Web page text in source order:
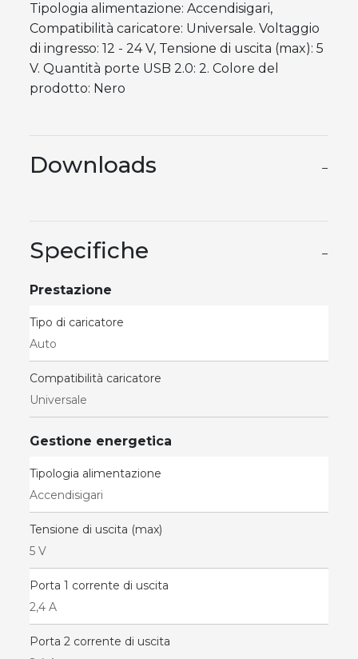
Tipologia alimentazione: Accendisigari,
Compatibilità caricatore: Universale. Voltaggio
di ingresso: 12 - 24 V, Tensione di uscita (max): 5
V. Quantità porte USB 2.0: 2. Colore del
prodotto: Nero
Downloads −
Specifiche −
Prestazione
Tipo di caricatore
Auto
Compatibilità caricatore
Universale
Gestione energetica
Tipologia alimentazione
Accendisigari
Tensione di uscita (max)
5 V
Porta 1 corrente di uscita
2,4 A
Porta 2 corrente di uscita